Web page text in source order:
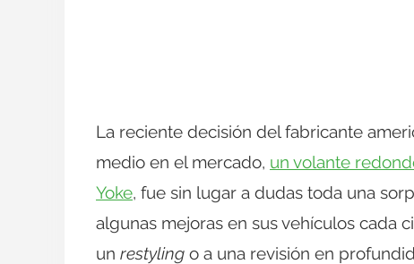
La reciente decisión del fabricante
medio en el mercado, un volante
Yoke, fue sin lugar a dudas toda una
algunas mejoras en sus vehículos cada
un restyling o a una revisión en